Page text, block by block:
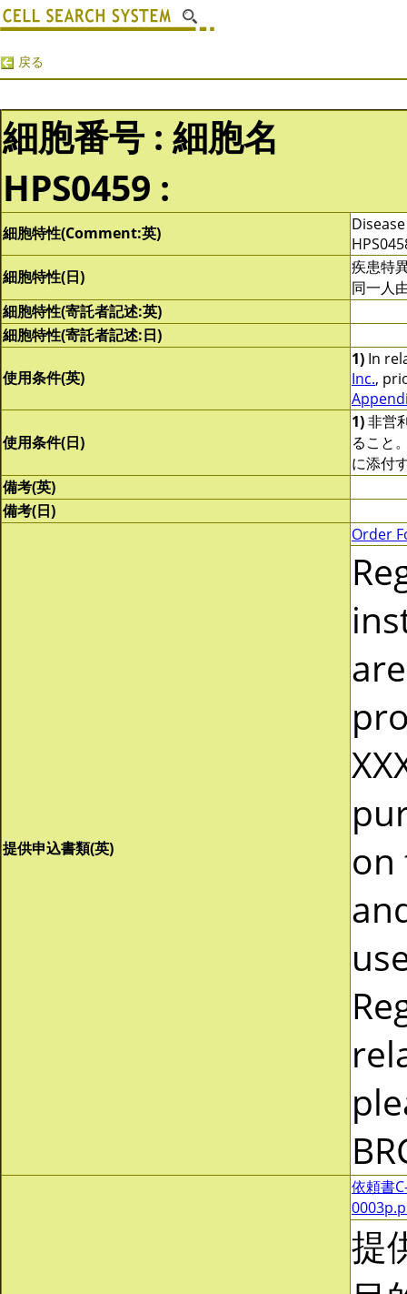
戻る
細胞番号 : 細胞名
HPS0459 :
細胞特性(Comment:英)
細胞特性(日)
疾患特
同一人
細胞特性(寄託者記述:英)
細胞特性(寄託者記述:日)
使用条件(英)
1) In
Inc.,
使用条件(日)
1)非営
ること
に添付
備考(英)
備考(日)
提供申込書類(英)
Order
on
依頼書
提